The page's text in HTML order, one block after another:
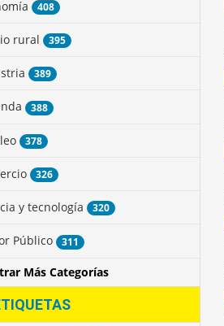
408
rural 395
389
388
378
326
y tecnología 320
Público 311
Más Categorías